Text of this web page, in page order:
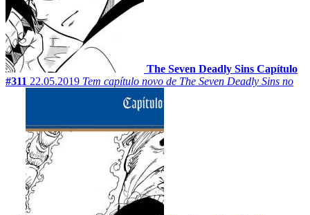
The Seven Deadly Sins Capítulo
#311 22.05.2019 Tem capítulo novo de The Seven Deadly Sins no